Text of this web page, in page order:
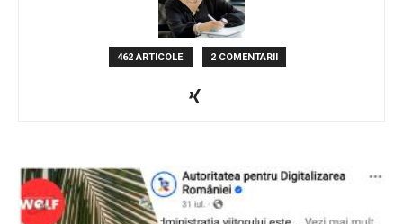
462 ARTICOLE 2 COMENTARII